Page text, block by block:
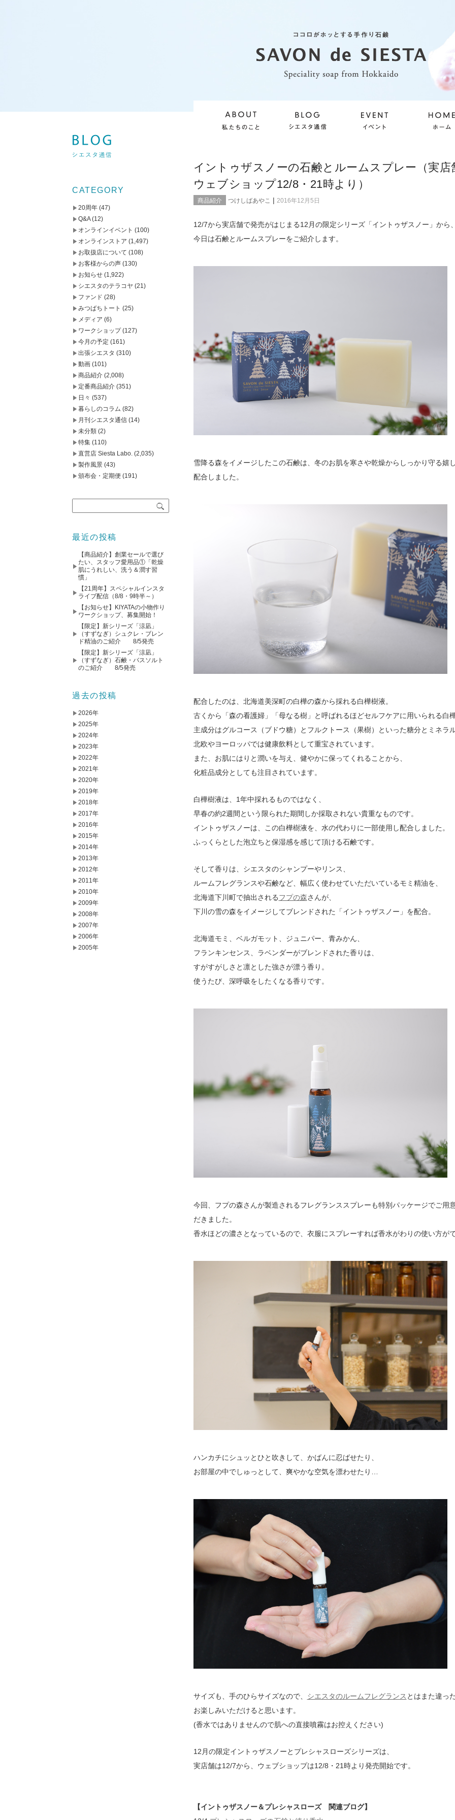
イントゥザスノーの石鹸とルームスプレー（実店
ウェブショップ12/8・21時より）
商品紹介 つけしばあやこ | 2016年12月5日
12/7から実店舗で発売がはじまる12月の限定シリーズ「イントゥザスノー」から、
今日は石鹸とルームスプレーをご紹介します。
雪降る森をイメージしたこの石鹸は、冬のお肌を寒さや乾燥からしっかり守る嬉
配合しました。
配合したのは、北海道美深町の白樺の森から採れる白樺樹液。
古くから「森の看護婦」「母なる樹」と呼ばれるほどセルフケアに用いられる白樺
主成分はグルコース（ブドウ糖）とフルクトース（果樹）といった糖分とミネラル
北欧やヨーロッパでは健康飲料として重宝されています。
また、お肌にはりと潤いを与え、健やかに保ってくれることから、
化粧品成分としても注目されています。
白樺樹液は、1年中採れるものではなく、
早春の約2週間という限られた期間しか採取されない貴重なものです。
イントゥザスノーは、この白樺樹液を、水の代わりに一部使用し配合しました。
ふっくらとした泡立ちと保湿感を感じて頂ける石鹸です。
そして香りは、シエスタのシャンプーやリンス、
ルームフレグランスや石鹸など、幅広く使わせていただいているモミ精油を、
北海道下川町で抽出されるフプの森さんが、
下川の雪の森をイメージしてブレンドされた「イントゥザスノー」を配合。
北海道モミ、ベルガモット、ジュニパー、青みかん、
フランキンセンス、ラベンダーがブレンドされた香りは、
すがすがしさと凛とした強さが漂う香り。
使うたび、深呼吸をしたくなる香りです。
今回、フプの森さんが製造されるフレグランススプレーも特別パッケージでご用
だきました。
香水ほどの濃さとなっているので、衣服にスプレーすれば香水がわりの使い方がで
ハンカチにシュッとひと吹きして、かばんに忍ばせたり、
お部屋の中でしゅっとして、爽やかな空気を漂わせたり…
サイズも、手のひらサイズなので、 シエスタのルームフレグランス とはまた違っ
お楽しみいただけると思います。
(香水ではありませんので肌への直接噴霧はお控えください)
12月の限定イントゥザスノーとプレシャスローズシリーズは、
実店舗は12/7から、ウェブショップは12/8・21時より発売開始です。
【イントゥザスノー＆プレシャスローズ 関連ブログ】
CATEGORY
20周年 (47)
Q&A(12)
オンラインイベント (100)
オンラインストア (1,497)
お取扱店について (108)
お客様からの声 (130)
お知らせ (1,922)
シエスタのテラコヤ (21)
ファンド (28)
みつばちトート (25)
メディア (6)
ワークショップ(127)
今月の予定 (161)
出張シエスタ (310)
動画 (101)
商品紹介 (2,008)
定番商品紹介 (351)
日々 (537)
暮らしのコラム (82)
月刊シエスタ通信 (14)
未分類 (2)
特集 (110)
直営店 Siesta Labo. (2,035)
製作風景 (43)
頒布会・定期便 (191)
最近の投稿
【商品紹介】創業セールで選び
たい、スタッフ愛用品①「乾燥
肌にうれしい、洗う＆潤す習
慣」
【21周年】スペシャルインスタ
ライブ配信（8/8・9時半～）
【お知らせ】KIYATAの小物作り
ワークショップ、募集開始！
【限定】新シリーズ「涼凪」
（すずなぎ）シュクレ・ブレン
ド精油のご紹介 8/5発売
【限定】新シリーズ「涼凪」
（すずなぎ）石鹸・バスソルト
のご紹介 8/5発売
過去の投稿
2026年
2025年
2024年
2023年
2022年
2021年
2020年
2019年
2018年
2017年
2016年
2015年
2014年
2013年
2012年
2011年
2010年
2009年
2008年
2007年
2006年
2005年